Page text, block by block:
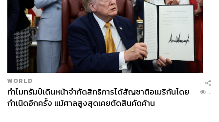
WORLD
ทำไมทรัมป์เดินหน้าจำกัดสิทธิการได้สัญชาติอเมริกันโดย
กำเนิดอีกครั้ง แม้ศาลสูงสุดเคยตัดสินคัดค้าน
...